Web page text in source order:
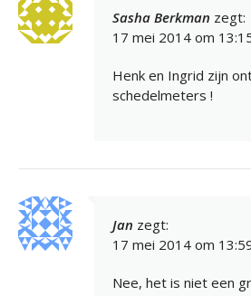
Sasha Berkman zegt:
17 mei 2014 om
Henk en Ingrid zijn
schedelmeters !
Jan zegt:
17 mei 2014 om
Nee, het is niet een